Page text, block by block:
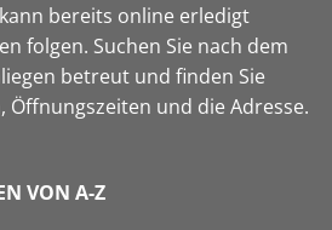
bereits online erledigt
folgen. Suchen Sie nach dem
betreut und finden Sie
Öffnungszeiten und die Adresse.
VON A-Z